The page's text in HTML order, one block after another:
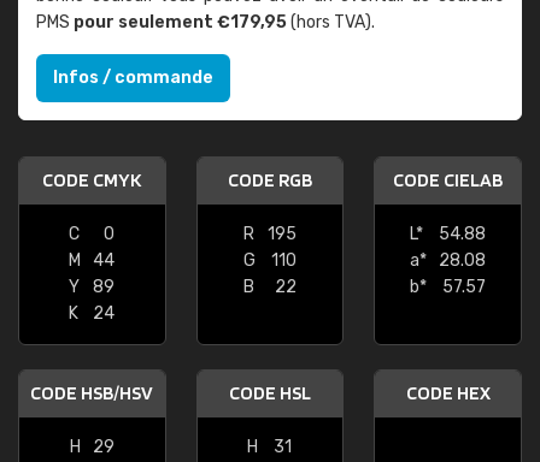
PMS pour seulement €179,95(hors TVA).
Infos / commande
CODE CMYK
C
0
M
44
Y
89
K
24
CODE RGB
R
195
G
110
B
22
CODE CIELAB
L*
54.88
a*
28.08
b*
57.57
CODE HSB/HSV
H
29
CODE HSL
H
31
CODE HEX